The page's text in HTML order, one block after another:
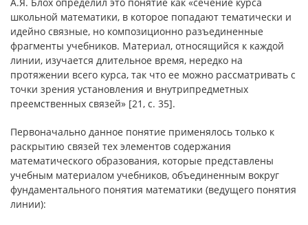
школьной математики, в которое попадают тематически и
идейно связные, но композиционно разъединенные
фрагменты учебников. Материал, относящийся к каждой
линии, изучается длительное время, нередко на
протяжении всего курса, так что ее можно рассматривать с
точки зрения установления и внутрипредметных
преемственных связей» [21, с. 35].
Первоначально данное понятие применялось только к
раскрытию связей тех элементов содержания
математического образования, которые представлены
учебным материалом учебников, объединенным вокруг
фундаментального понятия математики (ведущего понятия
линии):